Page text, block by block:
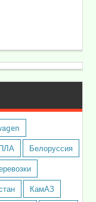
Белоруссия
КамАЗ